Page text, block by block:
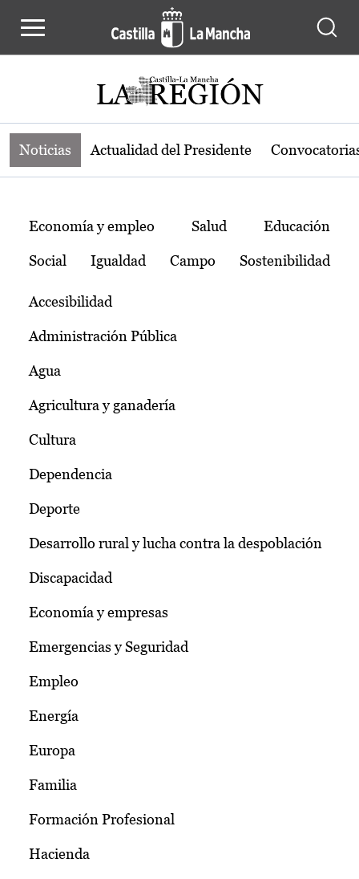
Noticias de la región de Castilla-La
Noticias Actualidad del Presidente
Temas
Economía y empleo Salud Educación
Social Igualdad Campo Sostenibilidad
Accesibilidad
Administración Pública
Agua
Agricultura y ganadería
Cultura
Dependencia
Deporte
Desarrollo rural y lucha contra la despoblación
Discapacidad
Economía y empresas
Emergencias y Seguridad
Empleo
Energía
Europa
Familia
Formación Profesional
Hacienda